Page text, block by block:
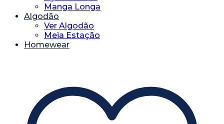
Manga Longa
Algodão
Ver Algodão
Meia Estação
Homewear